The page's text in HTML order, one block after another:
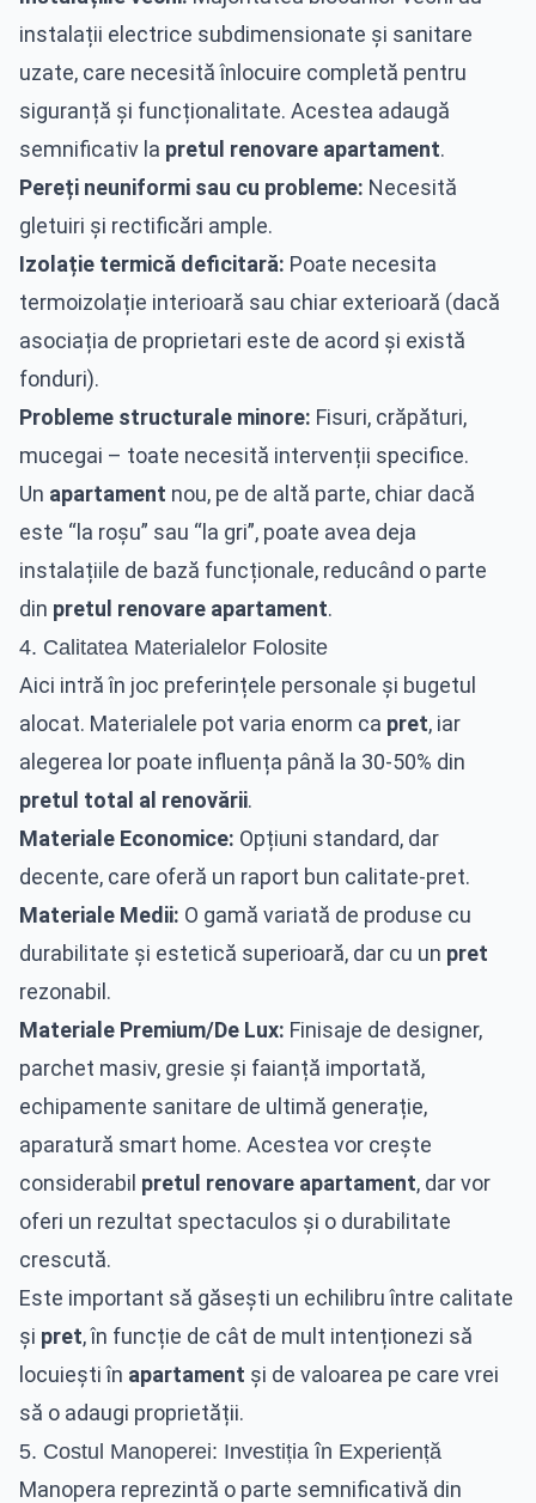
instalații electrice subdimensionate și sanitare
uzate, care necesită înlocuire completă pentru
siguranță și funcționalitate. Acestea adaugă
semnificativ la pretul renovare apartament.
Pereți neuniformi sau cu probleme: Necesită
gletuiri și rectificări ample.
Izolație termică deficitară: Poate necesita
termoizolație interioară sau chiar exterioară (dacă
asociația de proprietari este de acord și există
fonduri).
Probleme structurale minore: Fisuri, crăpături,
mucegai – toate necesită intervenții specifice.
Un apartament nou, pe de altă parte, chiar dacă
este “la roșu” sau “la gri”, poate avea deja
instalațiile de bază funcționale, reducând o parte
din pretul renovare apartament.
4. Calitatea Materialelor Folosite
Aici intră în joc preferințele personale și bugetul
alocat. Materialele pot varia enorm ca pret, iar
alegerea lor poate influența până la 30-50% din
pretul total al renovării.
Materiale Economice: Opțiuni standard, dar
decente, care oferă un raport bun calitate-pret.
Materiale Medii: O gamă variată de produse cu
durabilitate și estetică superioară, dar cu un pret
rezonabil.
Materiale Premium/De Lux: Finisaje de designer,
parchet masiv, gresie și faianță importată,
echipamente sanitare de ultimă generație,
aparatură smart home. Acestea vor crește
considerabil pretul renovare apartament, dar vor
oferi un rezultat spectaculos și o durabilitate
crescută.
Este important să găsești un echilibru între calitate
și pret, în funcție de cât de mult intenționezi să
locuiești în apartament și de valoarea pe care vrei
să o adaugi proprietății.
5. Costul Manoperei: Investiția în Experiență
Manopera reprezintă o parte semnificativă din